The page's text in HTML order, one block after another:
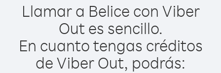
Llamar a Belice con Viber
Out es sencillo.
En cuanto tengas créditos
de Viber Out, podrás: